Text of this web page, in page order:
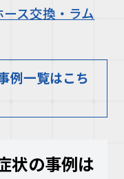
ス交換・ラム
例一覧はこち
状の事例は